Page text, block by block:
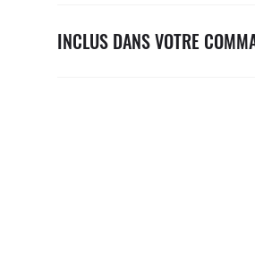
INCLUS DANS VOTRE